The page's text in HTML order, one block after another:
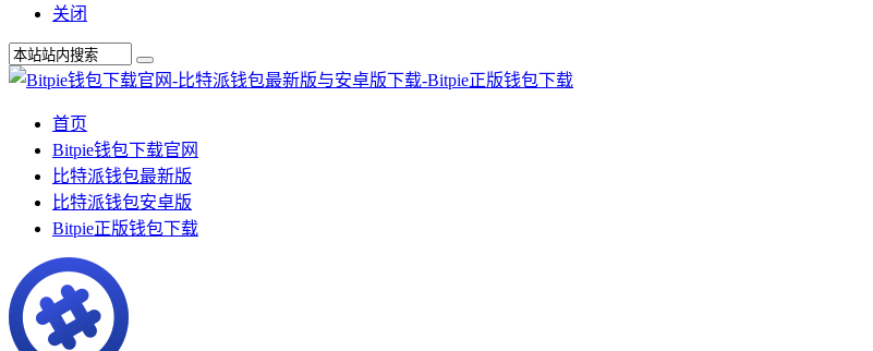
关闭
首页
Bitpie钱包下载官网
比特派钱包最新版
比特派钱包安卓版
Bitpie正版钱包下载